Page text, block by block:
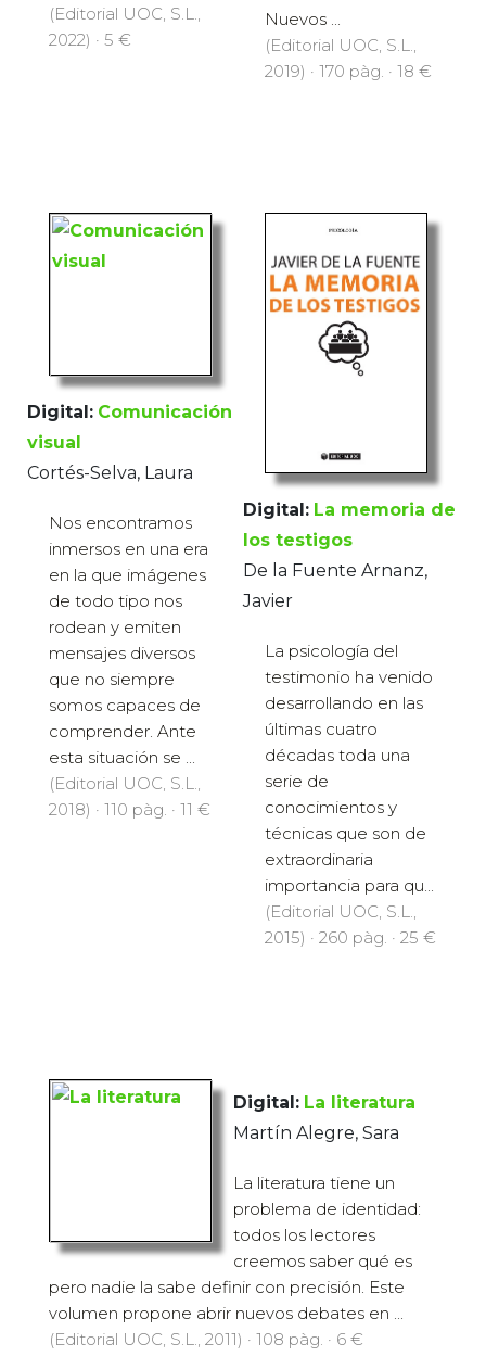
(Editorial UOC, S.L.,
2022) · 5 €
Nuevos ...
(Editorial UOC, S.L.,
2019) · 170 pàg. · 18 €
Digital: Comunicación
visual
Cortés-Selva, Laura
Nos encontramos
inmersos en una era
en la que imágenes
de todo tipo nos
rodean y emiten
mensajes diversos
que no siempre
somos capaces de
comprender. Ante
esta situación se ...
(Editorial UOC, S.L.,
2018) · 110 pàg. · 11 €
Digital: La memoria de
los testigos
De la Fuente Arnanz,
Javier
La psicología del
testimonio ha venido
desarrollando en las
últimas cuatro
décadas toda una
serie de
conocimientos y
técnicas que son de
extraordinaria
importancia para qu...
(Editorial UOC, S.L.,
2015) · 260 pàg. · 25 €
Digital: La literatura
Martín Alegre, Sara
La literatura tiene un
problema de identidad:
todos los lectores
creemos saber qué es
pero nadie la sabe definir con precisión. Este
volumen propone abrir nuevos debates en ...
(Editorial UOC, S.L., 2011) · 108 pàg. · 6 €